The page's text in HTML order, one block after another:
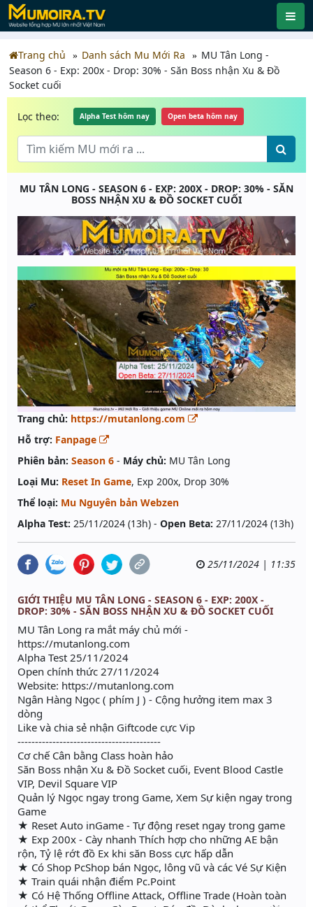
Trang chủ Danh sách Mu Mới Ra
MU Tân Long -
Season 6 - Exp: 200x - Drop: 30% - Săn Boss nhận Xu & Đồ
Socket cuối
Lọc theo: Alpha Test hôm nay Open beta hôm nay
MU TÂN LONG - SEASON 6 - EXP: 200X - DROP: 30% - SĂN
BOSS NHẬN XU & ĐỒ SOCKET CUỐI
Trang chủ: https://mutanlong.com
Hỗ trợ: Fanpage
Phiên bản: Season 6 - Máy chủ: MU Tân Long
Loại Mu: Reset In Game, Exp 200x, Drop 30%
Thể loại: Mu Nguyên bản Webzen
Alpha Test: 25/11/2024 (13h) - Open Beta: 27/11/2024 (13h)
25/11/2024 | 11:35
GIỚI THIỆU MU TÂN LONG - SEASON 6 - EXP: 200X -
DROP: 30% - SĂN BOSS NHẬN XU & ĐỒ SOCKET CUỐI
MU Tân Long ra mắt máy chủ mới -
https://mutanlong.com
Alpha Test 25/11/2024
Open chính thức 27/11/2024
Website: https://mutanlong.com
Ngân Hàng Ngọc ( phím J ) - Cộng hưởng item max 3
dòng
Like và chia sẻ nhận Giftcode cực Vip
-----------------------------------------
Cơ chế Cân bằng Class hoàn hảo
Săn Boss nhận Xu & Đồ Socket cuối, Event Blood Castle
VIP, Devil Square VIP
Quản lý Ngọc ngay trong Game, Xem Sự kiện ngay trong
Game
★ Reset Auto inGame - Tự động reset ngay trong game
★ Exp 200x - Cày nhanh Thích hợp cho những AE bận
rộn, Tỷ lệ rớt đồ Ex khi săn Boss cực hấp dẫn
★ Có Shop PcShop bán Ngọc, lông vũ và các Vé Sự Kiện
★ Train quái nhận điểm Pc.Point
★ Có Hệ Thống Offline Attack, Offline Trade (Hoàn toàn